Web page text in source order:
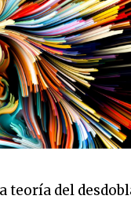
teoría del